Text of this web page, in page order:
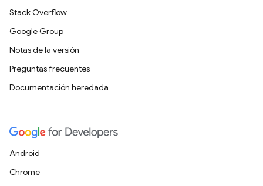
Stack Overflow
Google Group
Notas de la versión
Preguntas frecuentes
Documentación heredada
Android
Chrome